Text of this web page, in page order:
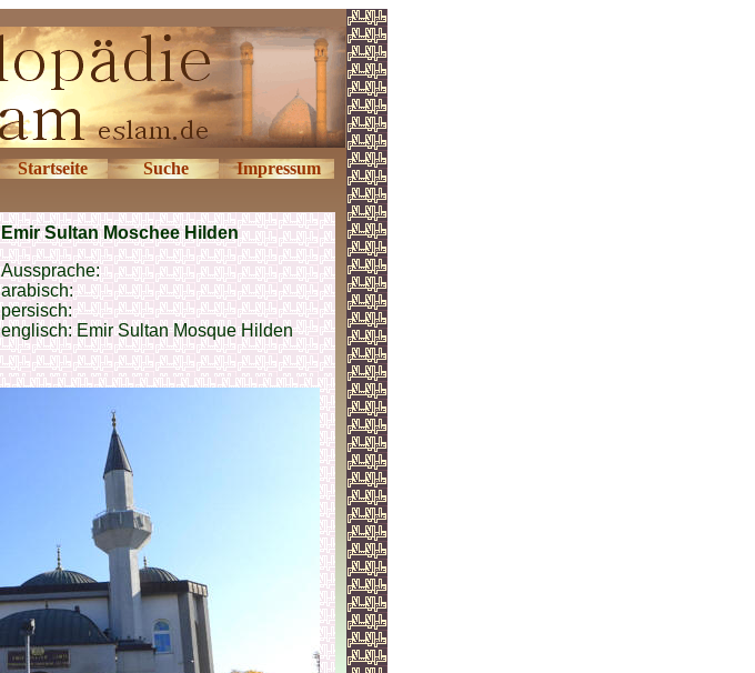
Startseite Suche Impressum
Emir Sultan Moschee Hilden
Aussprache:
arabisch:
persisch:
englisch:Emir Sultan Mosque Hilden